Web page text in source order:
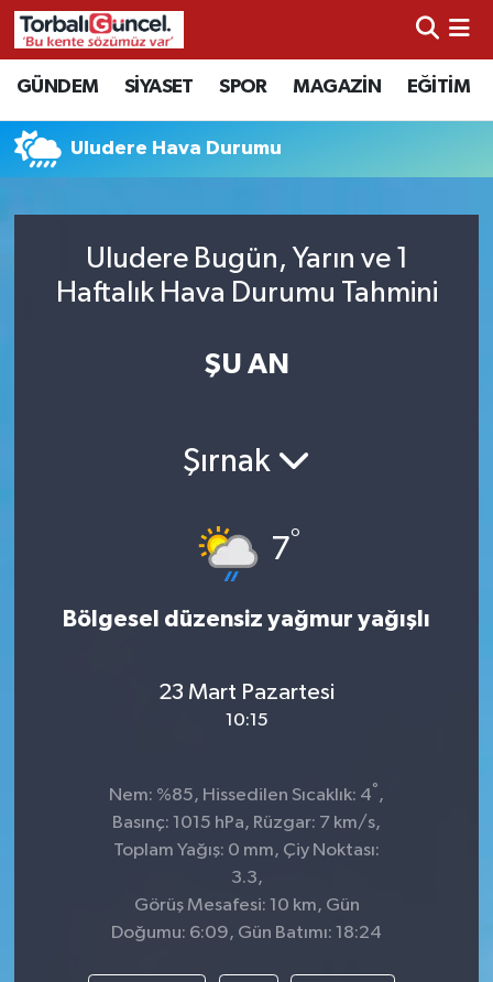
GÜNDEM SİYASET SPOR MAGAZİN EĞİTİM
Uludere Hava Durumu
Uludere Bugün, Yarın ve 1
Haftalık Hava Durumu Tahmini
ŞU AN
Şırnak
7°
Bölgesel düzensiz yağmur yağışlı
23 Mart Pazartesi
10:15
Nem: %85, Hissedilen Sıcaklık: 4° ,
Basınç: 1015 hPa, Rüzgar: 7 km/s,
Toplam Yağış: 0 mm, Çiy Noktası:
3.3,
Görüş Mesafesi: 10 km, Gün
Doğumu: 6:09, Gün Batımı: 18:24
İzmir Nöbetçi Eczaneler
İzmir Hava Durumu
İzmir Trafik Yoğunluk Haritası
Süper Lig Puan Durumu ve Fikstür